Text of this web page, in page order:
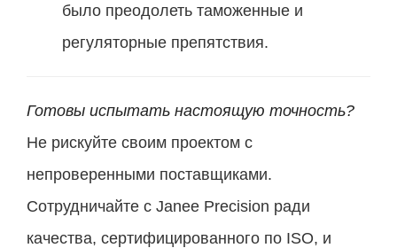
было преодолеть таможенные и
регуляторные препятствия.
Готовы испытать настоящую точность?
Не рискуйте своим проектом с
непроверенными поставщиками.
Сотрудничайте с Janee Precision ради
качества, сертифицированного по ISO, и